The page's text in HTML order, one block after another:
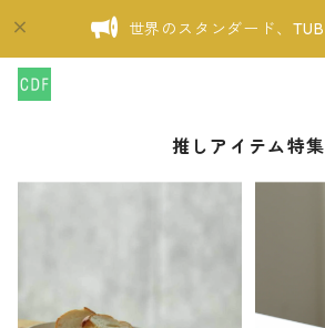
世界のスタンダード、
推しアイテム特集